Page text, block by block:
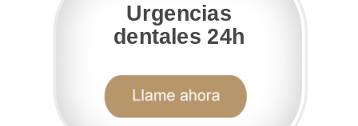
Urgencias
dentales 24h